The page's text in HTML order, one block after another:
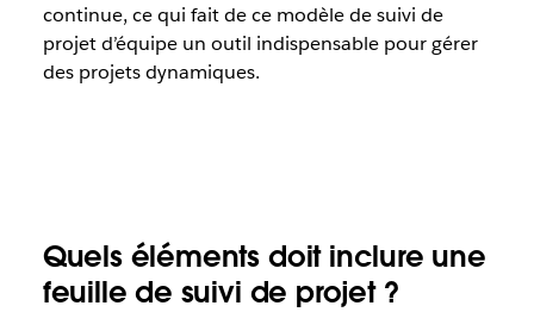
continue, ce qui fait de ce modèle de suivi de
projet d’équipe un outil indispensable pour gérer
des projets dynamiques.
Quels éléments doit inclure une
feuille de suivi de projet ?